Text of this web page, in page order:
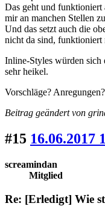
Das geht und funktioniert
mir an manchen Stellen
Und das setzt auch die
nicht da sind, funktioniert
Inline-Styles würden sich
sehr heikel.
Vorschläge? Anregungen?
Beitrag geändert von
#15 16.06.2017
screamindan
Mitglied
Re: [Erledigt] Wie